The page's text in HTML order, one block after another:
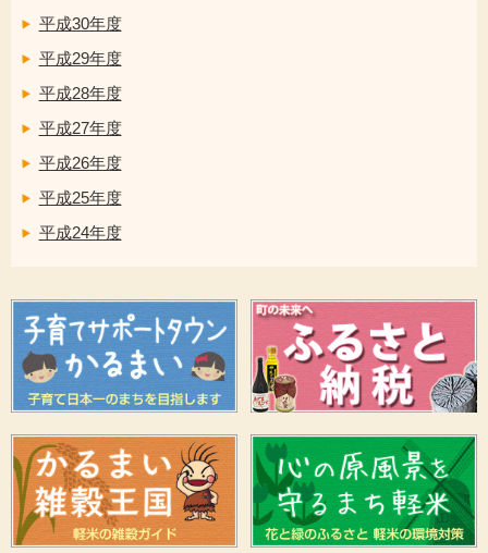
平成30年度
平成29年度
平成28年度
平成27年度
平成26年度
平成25年度
平成24年度